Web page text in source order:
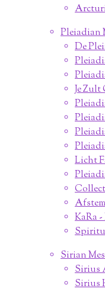
Pleiadian
De
Je Zult
Licht
KaRa
Sirian
Sirius
Sirius